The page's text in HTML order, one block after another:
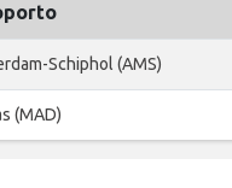
Schiphol (AMS)
(MAD)